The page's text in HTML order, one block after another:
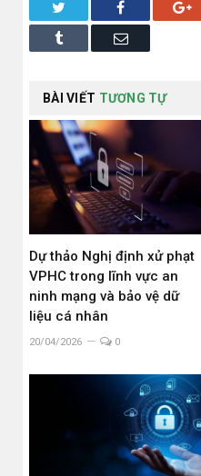
Facebook
Tumblr Email
BÀI VIẾT TƯƠNG TỰ
Dự thảo Nghị định xử phạt
VPHC trong lĩnh vực an
ninh mạng và bảo vệ dữ
liệu cá nhân
20/04/2026 0